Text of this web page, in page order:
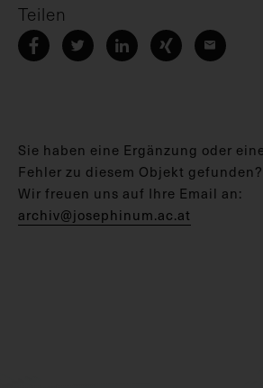
Teilen
Sie haben eine Ergänzung oder
Fehler zu diesem Objekt gefunden?
Wir freuen uns auf Ihre Email an:
archiv@josephinum.ac.at